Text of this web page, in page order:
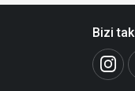
Bizi